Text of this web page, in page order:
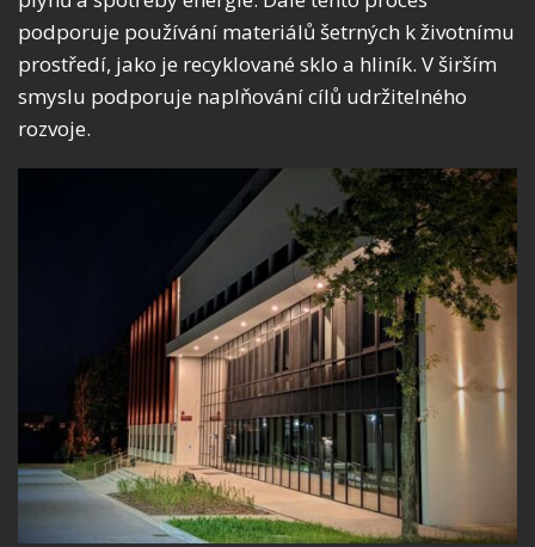
podporuje používání materiálů šetrných k životnímu
prostředí, jako je recyklované sklo a hliník. V širším
smyslu podporuje naplňování cílů udržitelného
rozvoje.